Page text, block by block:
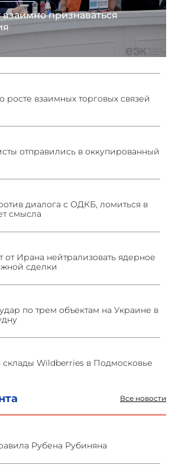
Все новости
Рубена Рубиняна
признаваться
росте взаимных торговых связей
отправились в оккупированный
диалога с ОДКБ, ломиться в
смысла
Ирана нейтрализовать ядерное
сделки
по трем объектам на Украине в
склады Wildberries в Подмосковье
ОДКБ допускает применение